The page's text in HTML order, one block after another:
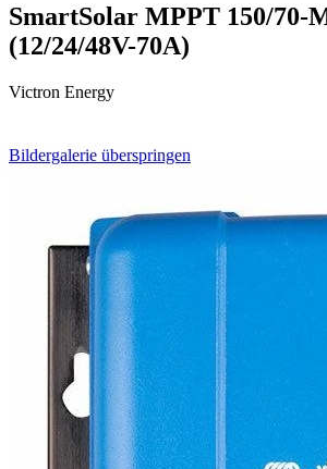
SmartSolar MPPT 150/70-
(12/24/48V-70A)
Victron Energy
Bildergalerie überspringen